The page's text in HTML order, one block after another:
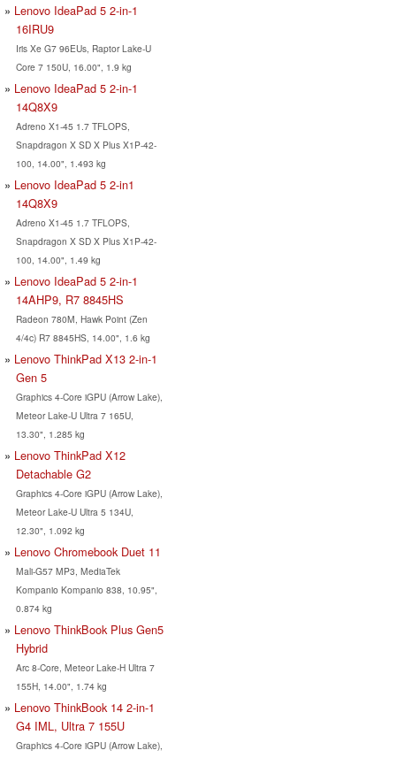
Lenovo IdeaPad 5 2-in-1
16IRU9
Iris Xe G7 96EUs, Raptor Lake-U
Core 7 150U, 16.00", 1.9 kg
Lenovo IdeaPad 5 2-in-1
14Q8X9
Adreno X1-45 1.7 TFLOPS,
Snapdragon X SD X Plus X1P-42-
100, 14.00", 1.493 kg
Lenovo IdeaPad 5 2-in1
14Q8X9
Adreno X1-45 1.7 TFLOPS,
Snapdragon X SD X Plus X1P-42-
100, 14.00", 1.49 kg
Lenovo IdeaPad 5 2-in-1
14AHP9, R7 8845HS
Radeon 780M, Hawk Point (Zen
4/4c) R7 8845HS, 14.00", 1.6 kg
Lenovo ThinkPad X13 2-in-1
Gen 5
Graphics 4-Core iGPU (Arrow Lake),
Meteor Lake-U Ultra 7 165U,
13.30", 1.285 kg
Lenovo ThinkPad X12
Detachable G2
Graphics 4-Core iGPU (Arrow Lake),
Meteor Lake-U Ultra 5 134U,
12.30", 1.092 kg
Lenovo Chromebook Duet 11
Mali-G57 MP3, MediaTek
Kompanio Kompanio 838, 10.95",
0.874 kg
Lenovo ThinkBook Plus Gen5
Hybrid
Arc 8-Core, Meteor Lake-H Ultra 7
155H, 14.00", 1.74 kg
Lenovo ThinkBook 14 2-in-1
G4 IML, Ultra 7 155U
Graphics 4-Core iGPU (Arrow Lake),